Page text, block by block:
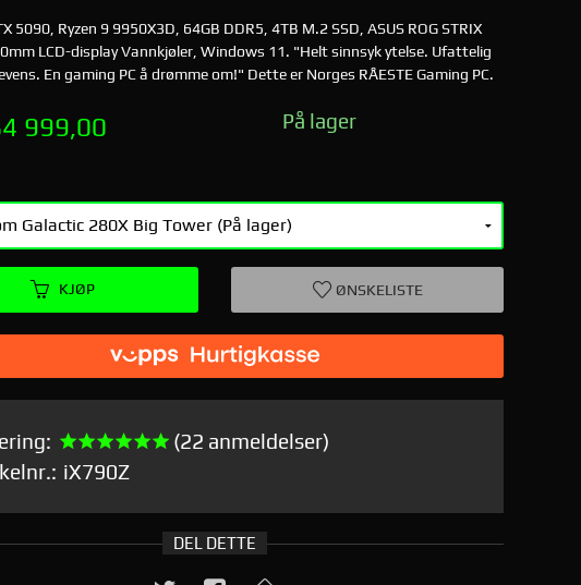
5090, Ryzen 9 9950X3D, 64GB DDR5, 4TB M.2 SSD, ASUS ROG STRIX
LCD-display Vannkjøler, Windows 11. "Helt sinnsyk ytelse. Ufattelig
En gaming PC å drømme om!" Dette er Norges RÅESTE Gaming PC.
999,00 På lager
KJØP ØNSKELISTE
(22 anmeldelser)
iX790Z
DEL DETTE